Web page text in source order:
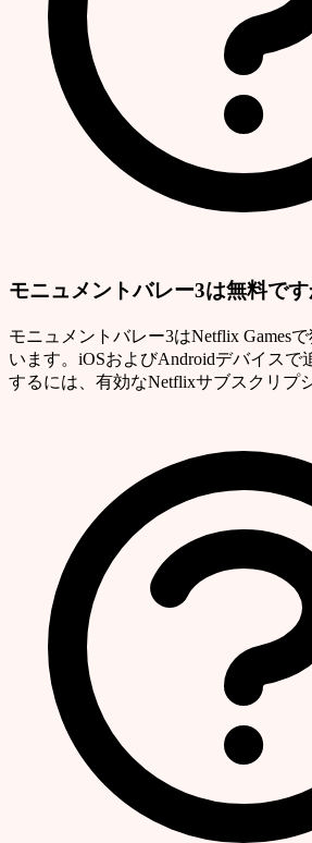
モニュメントバレー3は無料です
モニュメントバレー3はNetflix Games
います。iOSおよびAndroidデバイスで
するには、有効なNetflixサブスクリプ